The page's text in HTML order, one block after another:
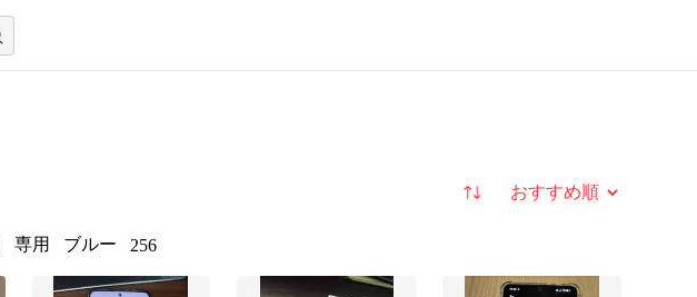
並び替え
専用 ブルー 256